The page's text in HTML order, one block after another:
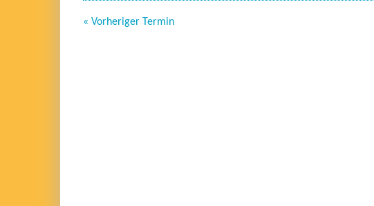
« Vorheriger Termin